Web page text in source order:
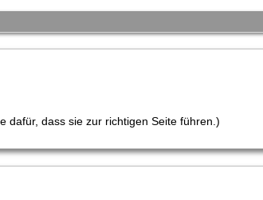
dafür, dass sie zur richtigen Seite führen.)